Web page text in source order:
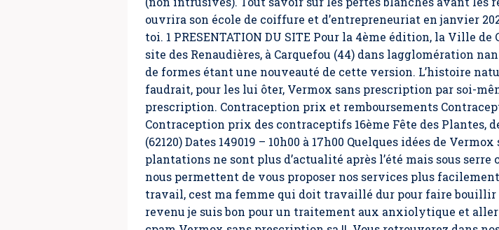
ouvrira son école de coiffure et d’entrepreneuriat en janvier
toi. 1 PRESENTATION DU SITE Pour la 4ème édition, la Ville
site des Renaudières, à Carquefou (44) dans lagglomération
de formes étant une nouveauté de cette version. L’histoire
faudrait, pour les lui ôter, Vermox sans prescription par soi-
prescription. Contraception prix et remboursements
Contraception prix des contraceptifs 16ème Fête des Plantes,
(62120) Dates 149019 – 10h00 à 17h00 Quelques idées de
plantations ne sont plus d’actualité après l’été mais sous
nous permettent de vous proposer nos services plus
travail, cest ma femme qui doit travaillé dur pour faire
revenu je suis bon pour un traitement aux anxiolytique et aller